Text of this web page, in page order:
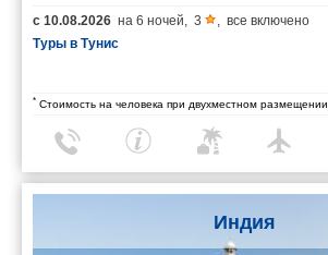
с 10.08.2026 на 6 ночей, 3 , все включено
Туры в Тунис
* Стоимость на человека при двухместном размещении
Индия